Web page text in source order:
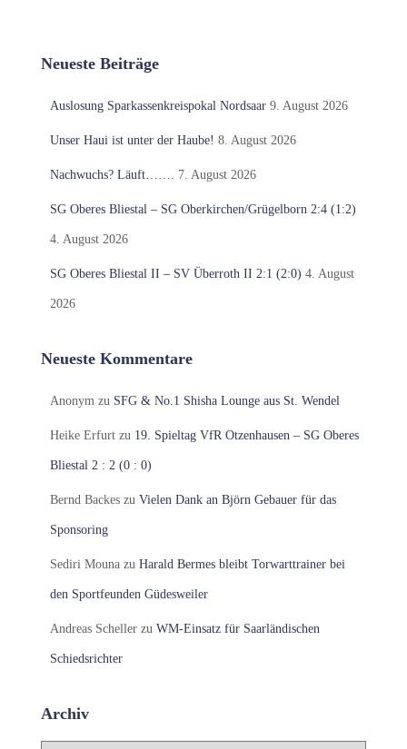
Neueste Beiträge
Auslosung Sparkassenkreispokal Nordsaar 9. August 2026
Unser Haui ist unter der Haube! 8. August 2026
Nachwuchs? Läuft……. 7. August 2026
SG Oberes Bliestal – SG Oberkirchen/Grügelborn 2:4 (1:2)
4. August 2026
SG Oberes Bliestal II – SV Überroth II 2:1 (2:0) 4. August
2026
Neueste Kommentare
Anonym zu SFG & No.1 Shisha Lounge aus St. Wendel
Heike Erfurt zu 19. Spieltag VfR Otzenhausen – SG Oberes
Bliestal 2 : 2 (0 : 0)
Bernd Backes zu Vielen Dank an Björn Gebauer für das
Sponsoring
Sediri Mouna zu Harald Bermes bleibt Torwarttrainer bei
den Sportfeunden Güdesweiler
Andreas Scheller zu WM-Einsatz für Saarländischen
Schiedsrichter
Archiv